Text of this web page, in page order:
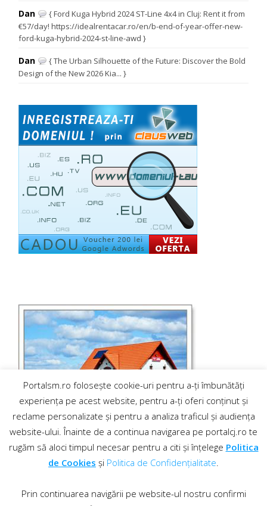
Dan
{ Ford Kuga Hybrid 2024 ST-Line 4x4 in Cluj: Rent it from
€57/day! https://idealrentacar.ro/en/b-end-of-year-offer-new-
ford-kuga-hybrid-2024-st-line-awd }
Dan
{ The Urban Silhouette of the Future: Discover the Bold
Design of the New 2026 Kia... }
Portalsm.ro folosește cookie-uri pentru a-ți îmbunătăți
experiența pe acest website, pentru a-ți oferi conținut și
reclame personalizate și pentru a analiza traficul și audiența
website-ului. Înainte de a continua navigarea pe portalcj.ro te
rugăm să aloci timpul necesar pentru a citi și înțelege Politica
de Cookies și Politica de Confidențialitate.
Prin continuarea navigării pe website-ul nostru confirmi